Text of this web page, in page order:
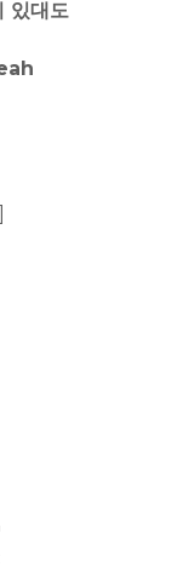
있대도